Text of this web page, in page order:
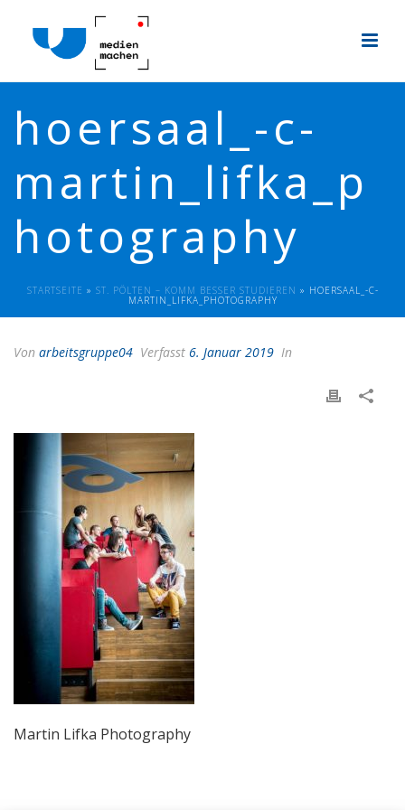
hoersaal_-c-
martin_lifka_p
hotography
STARTSEITE » ST. PÖLTEN – KOMM BESSER STUDIEREN » HOERSAAL_-C-
MARTIN_LIFKA_PHOTOGRAPHY
Von arbeitsgruppe04 Verfasst 6. Januar 2019 In
Martin Lifka Photography